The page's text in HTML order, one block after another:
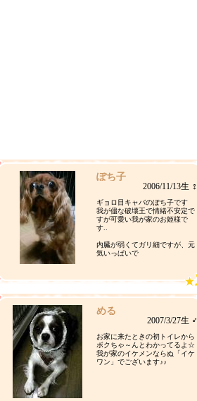
ぽち子
2006/11/13生 ♀
ギョロ目キャバのぽち子です
我が儘な破壊王で情緒不安定で
すが可愛い我が家のお姫様で
す..
内臓が弱くてガリ細ですが、元
気いっぱいで
める
2007/3/27生 ♂
お家に来たときの初トイレから
ボクちゃ～んとわかってるよ☆
我が家のイケメンならぬ「イケ
ワン」でございます♪♪